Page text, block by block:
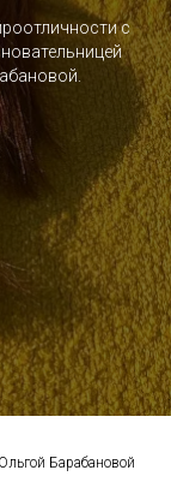
с
Барабановой